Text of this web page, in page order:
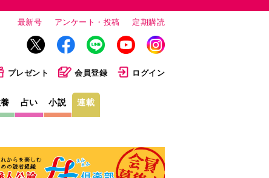
最新号 アンケート・投稿 定期購読
プレゼント 会員登録 ログイン
占い 小説 連載